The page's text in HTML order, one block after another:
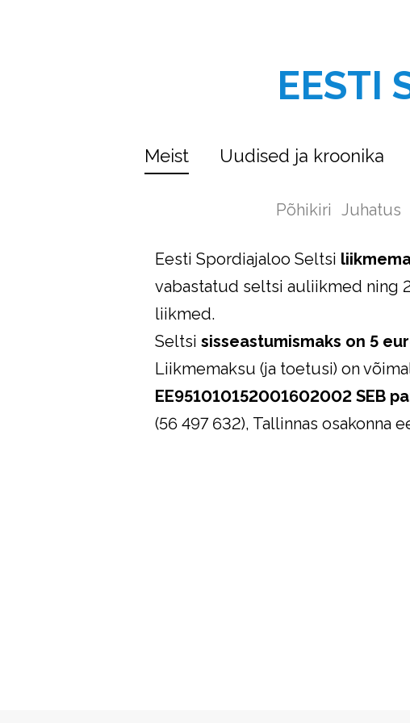
EESTI
Meist Uudised ja kroonika
Põhikiri Juhatus
Eesti Spordiajaloo Seltsi
vabastatud seltsi auliikmed ning
liikmed.
Seltsi sisseastumismaks on 5
Liikmemaksu (ja toetusi) on
EE951010152001602002 SEB
(56 497 632), Tallinnas osakonna